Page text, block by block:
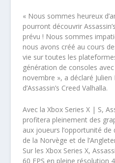
« Nous sommes heureux
pourront découvrir
prévu ! Nous sommes
nous avons créé au cours
vie sur toutes les
génération de consoles
novembre », a déclaré
d’Assassin’s Creed Valhalla.
Avec la Xbox Series X | S,
profitera pleinement des
aux joueurs l’opportunité
de la Norvège et de
Sur les Xbox Series X,
60 FPS en pleine résolution